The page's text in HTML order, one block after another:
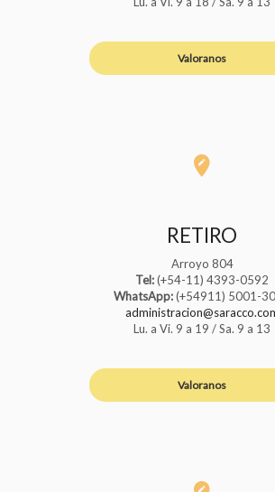
Valoranos
RETIRO
Arroyo 804
Tel:(+54-11) 4393-0592
WhatsApp:(+54911) 5001-
Lu. a Vi. 9 a 19 / Sa. 9 a 13
Valoranos